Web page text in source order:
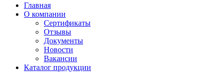
Главная
О компании
Сертификаты
Отзывы
Документы
Новости
Вакансии
Каталог продукции